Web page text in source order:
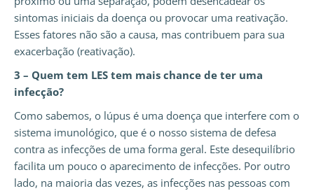
sintomas iniciais da doença ou provocar uma reativação.
Esses fatores não são a causa, mas contribuem para sua
exacerbação (reativação).
3 – Quem tem LES tem mais chance de ter uma
infecção?
Como sabemos, o lúpus é uma doença que interfere com o
sistema imunológico, que é o nosso sistema de defesa
contra as infecções de uma forma geral. Este desequilíbrio
facilita um pouco o aparecimento de infecções. Por outro
lado, na maioria das vezes, as infecções nas pessoas com